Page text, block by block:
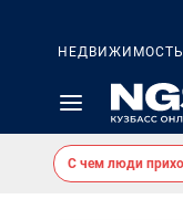
НЕДВИЖИМОСТЬ
С чем люди